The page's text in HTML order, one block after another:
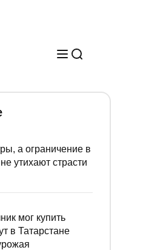
а ограничение в
утихают страсти
мог купить
в Татарстане